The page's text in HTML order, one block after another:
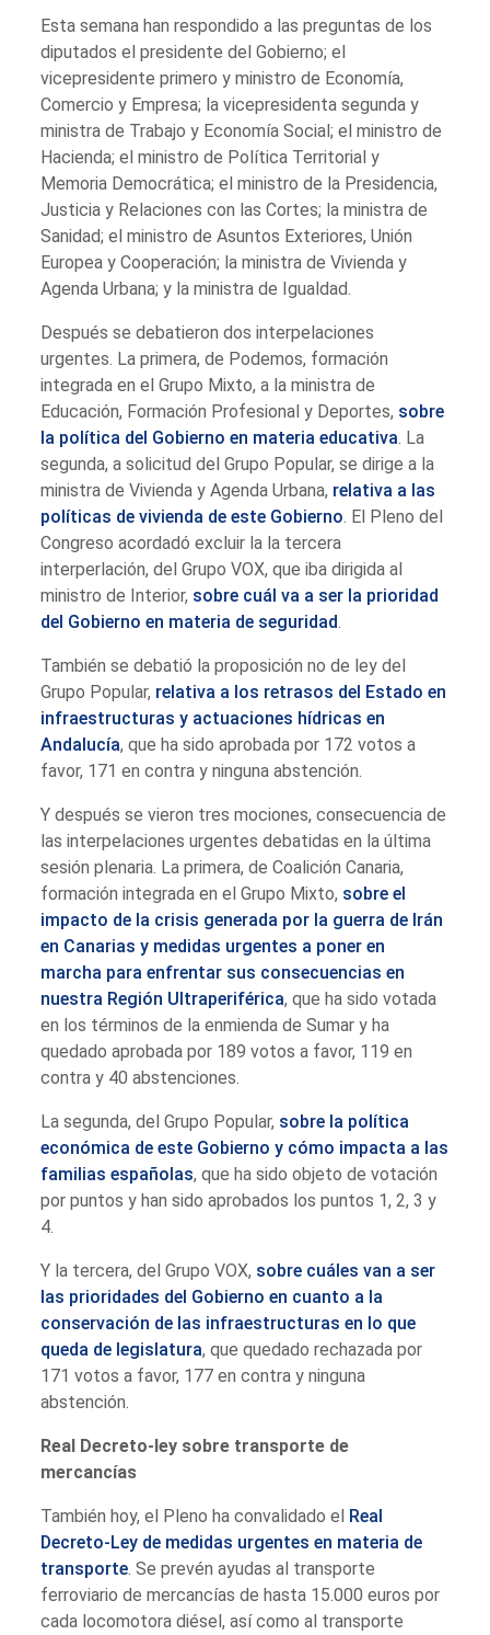
Esta semana han respondido a las preguntas de los
diputados el presidente del Gobierno; el
vicepresidente primero y ministro de Economía,
Comercio y Empresa; la vicepresidenta segunda y
ministra de Trabajo y Economía Social; el ministro de
Hacienda; el ministro de Política Territorial y
Memoria Democrática; el ministro de la Presidencia,
Justicia y Relaciones con las Cortes; la ministra de
Sanidad; el ministro de Asuntos Exteriores, Unión
Europea y Cooperación; la ministra de Vivienda y
Agenda Urbana; y la ministra de Igualdad.
Después se debatieron dos interpelaciones
urgentes. La primera, de Podemos, formación
integrada en el Grupo Mixto, a la ministra de
Educación, Formación Profesional y Deportes, sobre
la política del Gobierno en materia educativa . La
segunda, a solicitud del Grupo Popular, se dirige a la
ministra de Vivienda y Agenda Urbana, relativa a las
políticas de vivienda de este Gobierno . El Pleno del
Congreso acordadó excluir la la tercera
interperlación, del Grupo VOX, que iba dirigida al
ministro de Interior, sobre cuál va a ser la prioridad
del Gobierno en materia de seguridad
También se debatió la proposición no de ley del
Grupo Popular, relativa a los retrasos del Estado en
infraestructuras y actuaciones hídricas en
Andalucía, que ha sido aprobada por 172 votos a
favor, 171 en contra y ninguna abstención.
Y después se vieron tres mociones, consecuencia de
las interpelaciones urgentes debatidas en la última
sesión plenaria. La primera, de Coalición Canaria,
formación integrada en el Grupo Mixto, sobre el
impacto de la crisis generada por la guerra de Irán
en Canarias y medidas urgentes a poner en
marcha para enfrentar sus consecuencias en
nuestra Región Ultraperiférica, que ha sido votada
en los términos de la enmienda de Sumar y ha
quedado aprobada por 189 votos a favor, 119 en
contra y 40 abstenciones.
La segunda, del Grupo Popular, sobre la política
económica de este Gobierno y cómo impacta a las
familias españolas, que ha sido objeto de votación
por puntos y han sido aprobados los puntos 1, 2, 3 y
4.
Y la tercera, del Grupo VOX, sobre cuáles van a ser
las prioridades del Gobierno en cuanto a la
conservación de las infraestructuras en lo que
queda de legislatura, que quedado rechazada por
171 votos a favor, 177 en contra y ninguna
abstención.
Real Decreto-ley sobre transporte de
mercancías
También hoy, el Pleno ha convalidado el Real
Decreto-Ley de medidas urgentes en materia de
transporte . Se prevén ayudas al transporte
ferroviario de mercancías de hasta 15.000 euros por
cada locomotora diésel, así como al transporte